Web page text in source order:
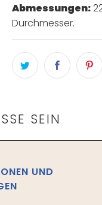
Abmessungen:
Durchmesser.
SEIN
UND